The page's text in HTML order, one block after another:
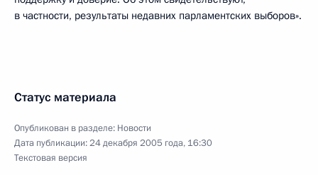
в частности, результаты недавних парламентских выборов».
Статус материала
Опубликован в разделе: Новости
Дата публикации:24 декабря 2005 года, 16:30
Текстовая версия